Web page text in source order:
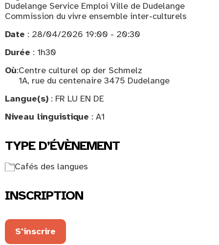
Dudelange Service Emploi Ville de Dudelange
Commission du vivre ensemble inter-culturels
Date : 28/04/2026 19:00 - 20:30
Durée : 1h30
Où:Centre culturel op der Schmelz
1A, rue du centenaire 3475 Dudelange
Langue(s) : FR LU EN DE
Niveau linguistique : A1
TYPE D’ÉVÈNEMENT
Cafés des langues
INSCRIPTION
S'inscrire